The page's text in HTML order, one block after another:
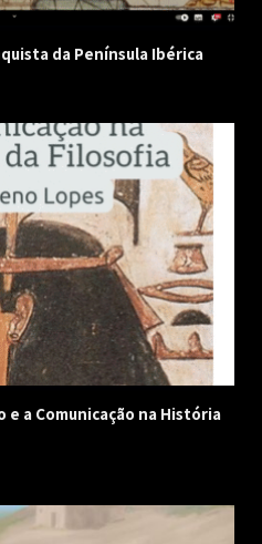
da Península Ibérica
a Comunicação na História